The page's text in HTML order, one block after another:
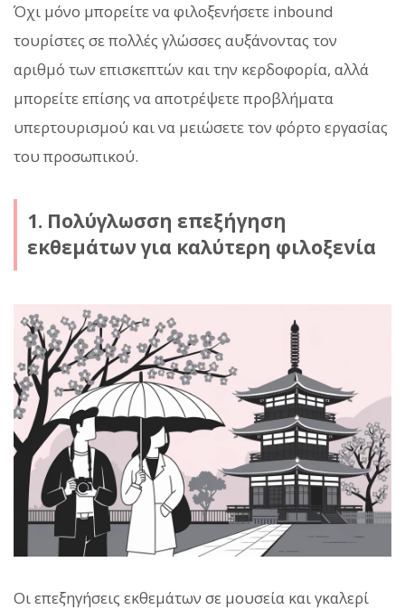
Όχι μόνο μπορείτε να φιλοξενήσετε inbound
τουρίστες σε πολλές γλώσσες αυξάνοντας τον
αριθμό των επισκεπτών και την κερδοφορία, αλλά
μπορείτε επίσης να αποτρέψετε προβλήματα
υπερτουρισμού και να μειώσετε τον φόρτο εργασίας
του προσωπικού.
1. Πολύγλωσση επεξήγηση
εκθεμάτων για καλύτερη φιλοξενία
Οι επεξηγήσεις εκθεμάτων σε μουσεία και γκαλερί